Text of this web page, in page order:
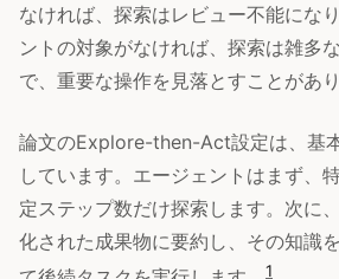
なければ、探索はレビュー不能にな
ントの対象がなければ、探索は雑多
で、重要な操作を見落とすことがあり
論文のExplore-then-Act設定は、基
しています。エージェントはまず、
定ステップ数だけ探索します。次に
化された成果物に要約し、その知識
1